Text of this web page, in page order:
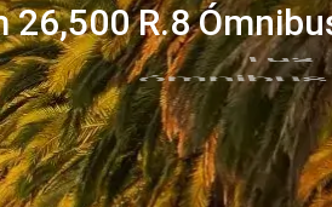
26,500 R.8
Tus